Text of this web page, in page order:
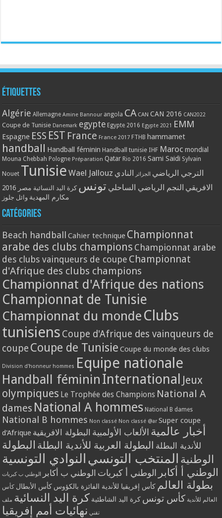
Étiquettes
Algérie Allemagne Amine Bannour angola CA CAN CAN 2016 CAN2022
Coupe de Tunisie Danemark egypte Egypte 2016 Egypte 2021 EMM
Espagne ESS EST France France 2017 FTHB hammamet
handball Handball féminin Handball tunisie IHF Maroc mondial
Mouna Chebbah Pologne Préparation Qatar Rio 2016 Sami Saidi Sylvain
Nouet Tunisie Wael Jallouz الترجي الرياضي الجزائر
النادي
الافريقي النجم الرياضي الساحلي تونس كرة اليد النسائية مصر 2016
مكارم المهدية وائل جلوز
Catégories
Beach handball Cahier technique Championnat
arabe des clubs champions Championnat arabe
des clubs vainqueurs de coupe Championnat
d'Afrique des clubs champions
Championnat d'Afrique des nations
Championnat de Tunisie
Championnat du monde Clubs
tunisiens Coupe d'Afrique des vainqueurs de
coupe Coupe de Tunisie Coupe du monde des clubs
Division d'honneur hommes Equipe nationale
Handball féminin International
Jeux
olympiques Le Trophée des Champions National A
dames National A hommes National B dames
National B hommes Non classé Non classé @ar Super coupe
d'Afrique
أخبار عالمية الألعاب الأولمبية البطولة الافريقية
للأندية البطلة البطولة العربية للأندية البطلة البطولة
الوطنية المنتخب التونسي النوادي التونسية
الوطني أ أكابر الوطني أ كبريات الوطني ب أكابر الوطني ب كبريات
بطولة العالم كأس إفريقيا للأندية الفائزة بالكؤوس كأس الأبطال كأس
العالم للأندية كأس تونس كرة اليد الشاطئية كرة اليد النسائية ملف
تقني نهائيات أمم إفريقيا